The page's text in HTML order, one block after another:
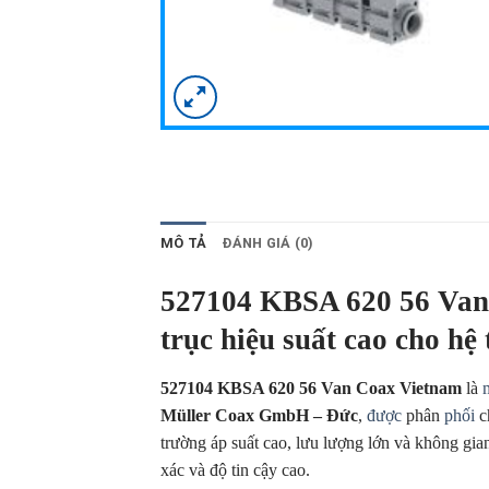
MÔ TẢ ĐÁNH GIÁ (0)
527104 KBSA 620 56
trục hiệu suất cao cho hệ
527104 KBSA 620 56 Van Coax Vietnam là
Müller Coax GmbH – Đức, được phân phối
trường áp suất cao, lưu lượng lớn và không
xác và độ tin cậy cao.